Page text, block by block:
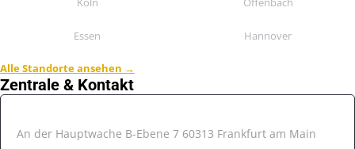
Essen Hannover
Alle Standorte ansehen →
Zentrale & Kontakt
An der Hauptwache B-Ebene 7 60313 Frankfurt am Main